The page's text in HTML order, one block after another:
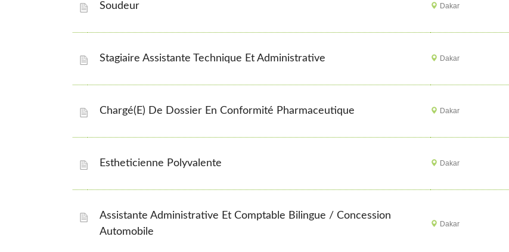
Soudeur Dakar
Stagiaire Assistante Technique Et Administrative Dakar
Chargé(e) De Dossier En Conformité Pharmaceutique Dakar
Estheticienne Polyvalente Dakar
Assistante Administrative Et Comptable Bilingue / Concession
Automobile
Dakar